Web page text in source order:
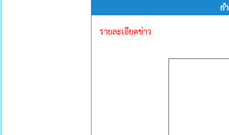
ก
รายละเอียดข่าว